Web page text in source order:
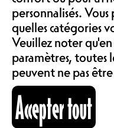
ABOS
personnalisés.
quelles catégories
Veuillez noter
paramètres, toutes
peuvent ne pas
Accepter tout